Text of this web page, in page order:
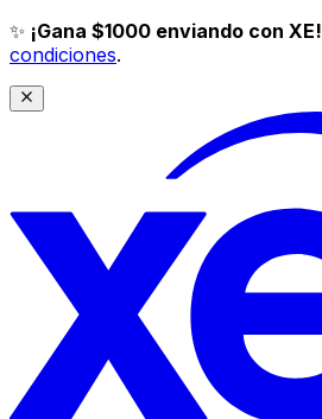
✨ ¡Gana $1000 enviando con XE!
condiciones.